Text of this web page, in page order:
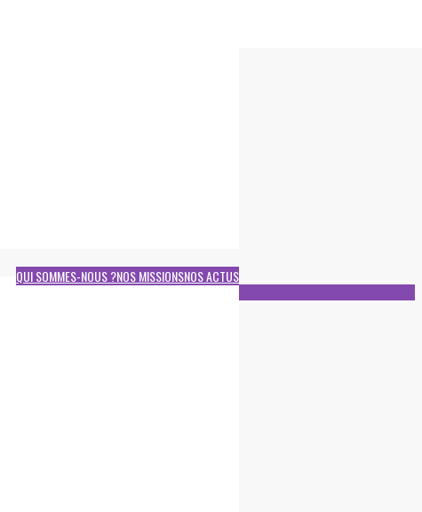
NOS ACTUS
NOS MISSIONS
QUI SOMMES-NOUS ?